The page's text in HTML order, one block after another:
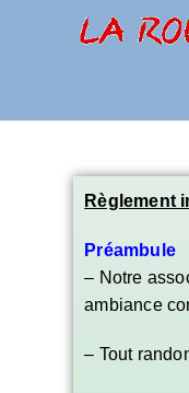
Règlement
Préambule
– Notre
ambiance
– Tout